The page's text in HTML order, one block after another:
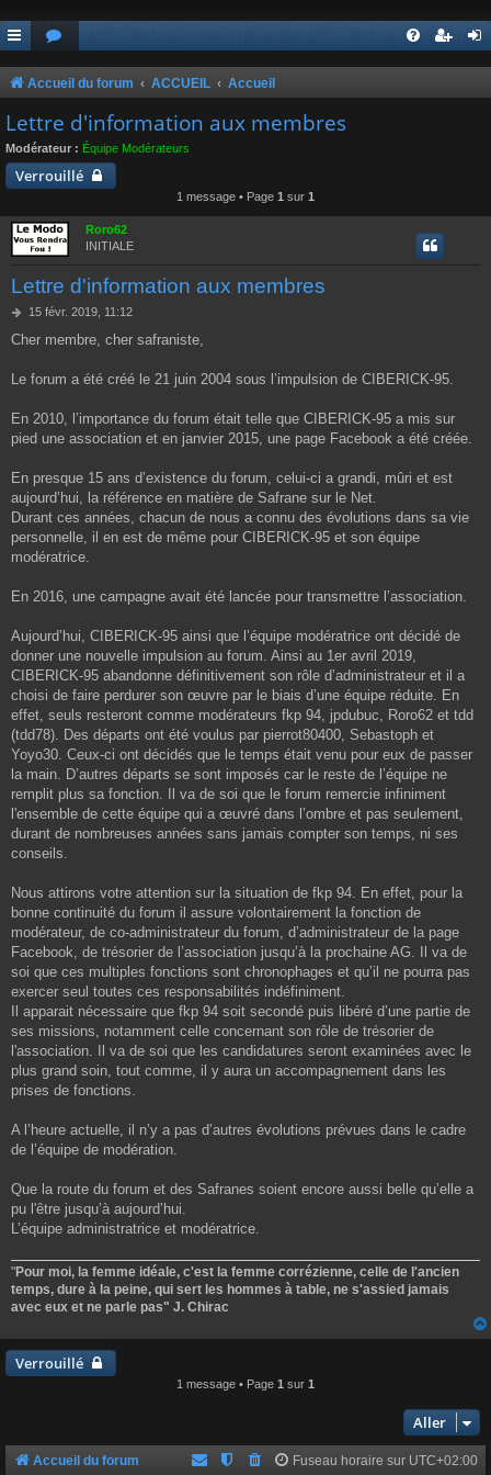
Accueil du forum ACCUEIL Accueil
Lettre d'information aux membres
Modérateur : Équipe Modérateurs
Verrouillé
1 message • Page 1 sur 1
Roro62
INITIALE
Lettre d'information aux membres
M
s
a
15 févr. 2019, 11:12
Cher membre, cher safraniste,
Le forum a été créé le 21 juin 2004 sous l’impulsion de CIBERICK-95.
En 2010, l’importance du forum était telle que CIBERICK-95 a mis sur
pied une association et en janvier 2015, une page Facebook a été créée.
En presque 15 ans d’existence du forum, celui-ci a grandi, mûri et est
aujourd’hui, la référence en matière de Safrane sur le Net.
Durant ces années, chacun de nous a connu des évolutions dans sa vie
personnelle, il en est de même pour CIBERICK-95 et son équipe
modératrice.
En 2016, une campagne avait été lancée pour transmettre l’association.
Aujourd’hui, CIBERICK-95 ainsi que l’équipe modératrice ont décidé de
donner une nouvelle impulsion au forum. Ainsi au 1er avril 2019,
CIBERICK-95 abandonne définitivement son rôle d’administrateur et il a
choisi de faire perdurer son œuvre par le biais d’une équipe réduite. En
effet, seuls resteront comme modérateurs fkp 94, jpdubuc, Roro62 et tdd
(tdd78). Des départs ont été voulus par pierrot80400, Sebastoph et
Yoyo30. Ceux-ci ont décidés que le temps était venu pour eux de passer
la main. D’autres départs se sont imposés car le reste de l’équipe ne
remplit plus sa fonction. Il va de soi que le forum remercie infiniment
l'ensemble de cette équipe qui a œuvré dans l’ombre et pas seulement,
durant de nombreuses années sans jamais compter son temps, ni ses
conseils.
Nous attirons votre attention sur la situation de fkp 94. En effet, pour la
bonne continuité du forum il assure volontairement la fonction de
modérateur, de co-administrateur du forum, d’administrateur de la page
Facebook, de trésorier de l’association jusqu’à la prochaine AG. Il va de
soi que ces multiples fonctions sont chronophages et qu’il ne pourra pas
exercer seul toutes ces responsabilités indéfiniment.
Il apparait nécessaire que fkp 94 soit secondé puis libéré d’une partie de
ses missions, notamment celle concernant son rôle de trésorier de
l'association. Il va de soi que les candidatures seront examinées avec le
plus grand soin, tout comme, il y aura un accompagnement dans les
prises de fonctions.
A l’heure actuelle, il n’y a pas d’autres évolutions prévues dans le cadre
de l’équipe de modération.
Que la route du forum et des Safranes soient encore aussi belle qu’elle a
pu l'être jusqu’à aujourd’hui.
L’équipe administratrice et modératrice.
"Pour moi, la femme idéale, c'est la femme corrézienne, celle de l'ancien
temps, dure à la peine, qui sert les hommes à table, ne s'assied jamais
avec eux et ne parle pas" J. Chirac
Verrouillé
1 message • Page 1 sur 1
Aller
Accueil du forum Fuseau horaire sur UTC+02:00